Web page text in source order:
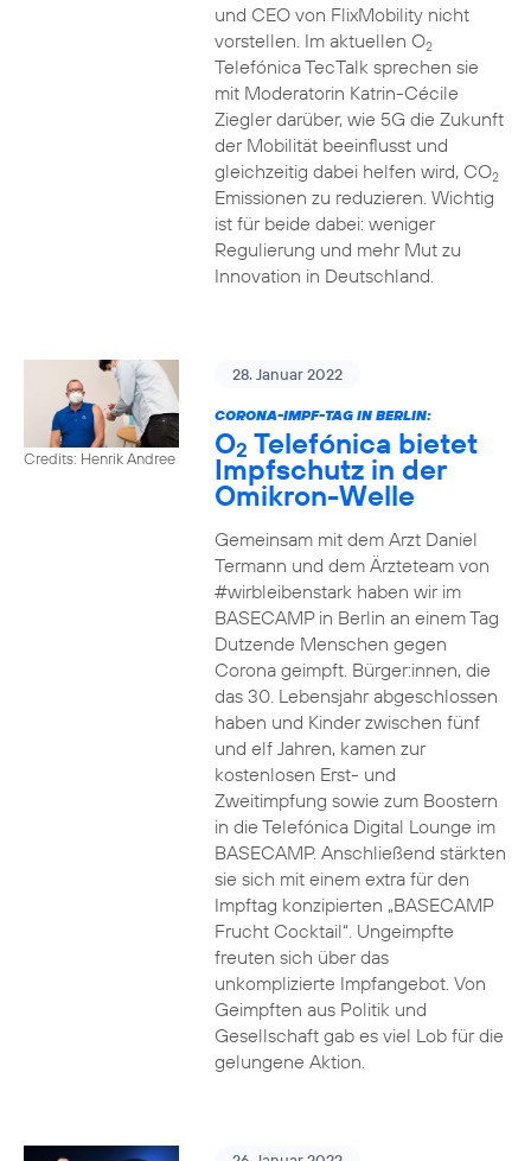
und CEO von FlixMobility nicht
vorstellen. Im aktuellen O2
Telefónica TecTalk sprechen sie
mit Moderatorin Katrin-Cécile
Ziegler darüber, wie 5G die Zukunft
der Mobilität beeinflusst und
gleichzeitig dabei helfen wird, CO2
Emissionen zu reduzieren. Wichtig
ist für beide dabei: weniger
Regulierung und mehr Mut zu
Innovation in Deutschland.
Credits: Henrik Andree
28. Januar 2022
CORONA-IMPF-TAG IN BERLIN:
O2 Telefónica bietet
Impfschutz in der
Omikron-Welle
Gemeinsam mit dem Arzt Daniel
Termann und dem Ärzteteam von
#wirbleibenstark haben wir im
BASECAMP in Berlin an einem Tag
Dutzende Menschen gegen
Corona geimpft. Bürger:innen, die
das 30. Lebensjahr abgeschlossen
haben und Kinder zwischen fünf
und elf Jahren, kamen zur
kostenlosen Erst- und
Zweitimpfung sowie zum Boostern
in die Telefónica Digital Lounge im
BASECAMP. Anschließend stärkten
sie sich mit einem extra für den
Impftag konzipierten „BASECAMP
Frucht Cocktail“. Ungeimpfte
freuten sich über das
unkomplizierte Impfangebot. Von
Geimpften aus Politik und
Gesellschaft gab es viel Lob für die
gelungene Aktion.